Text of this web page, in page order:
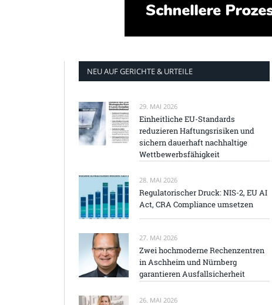
NEU AUF GERICHTE & URTEILE
29. MAI 2026
Einheitliche EU-Standards
reduzieren Haftungsrisiken und
sichern dauerhaft nachhaltige
Wettbewerbsfähigkeit
28. MAI 2026
Regulatorischer Druck: NIS-2, EU AI
Act, CRA Compliance umsetzen
27. MAI 2026
Zwei hochmoderne Rechenzentren
in Aschheim und Nürnberg
garantieren Ausfallsicherheit
26. MAI 2026